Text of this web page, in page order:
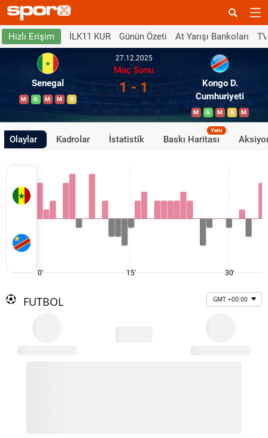
Hızlı Erişim İLK11 KUR Günün Özeti At Yarışı Bankoları
Senegal
M G M M B
27.12.2025
Maç Sonu
1 - 1
Kongo D.
Cumhuriyeti
M G M B M
Olaylar Kadrolar İstatistik Baskı Haritası
Yeni
0' 15' 30'
FUTBOL GMT +00:00